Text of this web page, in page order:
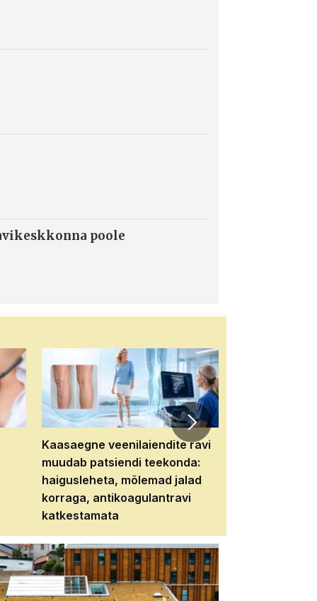
poole
Kaasaegne veenilaiendite ravi
muudab patsiendi teekonda:
haigusleheta, mõlemad jalad
korraga, antikoagulantravi
katkestamata